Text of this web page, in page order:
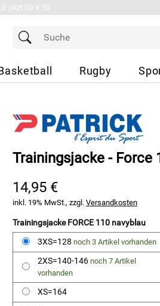
jetzt für € 50
Basketball Rugby
Trainingsjacke - Force
14,95 €
inkl. 19% MwSt., zzgl. Versandkosten
Trainingsjacke FORCE 110 navyblau
3XS=128 noch 3 Artikel vorhanden
2XS=140-146 noch 7 Artikel
vorhanden
XS=164